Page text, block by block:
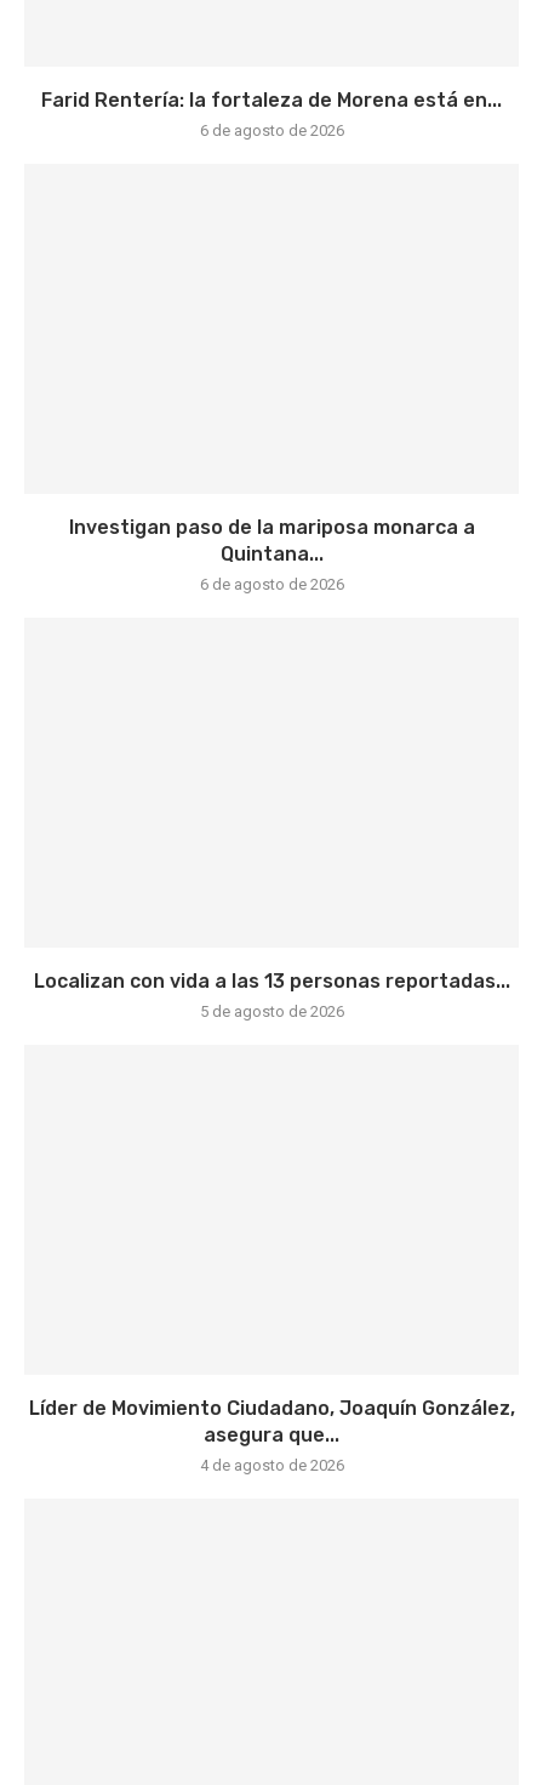
Farid Rentería: la fortaleza de Morena está en...
6 de agosto de 2026
Investigan paso de la mariposa monarca a
Quintana...
6 de agosto de 2026
Localizan con vida a las 13 personas reportadas...
5 de agosto de 2026
Líder de Movimiento Ciudadano, Joaquín González,
asegura que...
4 de agosto de 2026